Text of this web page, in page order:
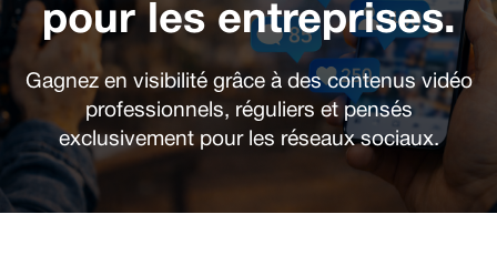
pour les entreprises.
Gagnez en visibilité grâce à des contenus vidéo
professionnels, réguliers et pensés
exclusivement pour les réseaux sociaux.